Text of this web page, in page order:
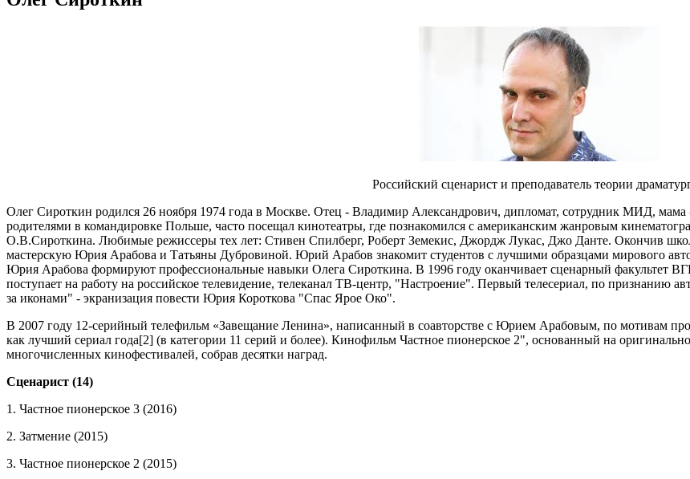
Российский сценарист и преподаватель теории
Олег Сироткин родился 26 ноября 1974 года в Москве. Отец - Владимир Александрович, дипломат, сотрудник МИД, мама
родителями в командировке Польше, часто посещал кинотеатры, где познакомился с американским жанровым
О.В.Сироткина. Любимые режиссеры тех лет: Стивен Спилберг, Роберт Земекис, Джордж Лукас, Джо Данте. Окончив
мастерскую Юрия Арабова и Татьяны Дубровиной. Юрий Арабов знакомит студентов с лучшими образцами мирового
Юрия Арабова формируют профессиональные навыки Олега Сироткина. В 1996 году оканчивает сценарный факультет
поступает на работу на российское телевидение, телеканал ТВ-центр, "Настроение". Первый телесериал, по признанию
за иконами" - экранизация повести Юрия Короткова "Спас Ярое Око".
В 2007 году 12-серийный телефильм «Завещание Ленина», написанный в соавторстве с Юрием Арабовым, по мотивам
как лучший сериал года[2] (в категории 11 серий и более). Кинофильм Частное пионерское 2", основанный на
многочисленных кинофестивалей, собрав десятки наград.
Сценарист (14)
1. Частное пионерское 3 (2016)
2. Затмение (2015)
3. Частное пионерское 2 (2015)